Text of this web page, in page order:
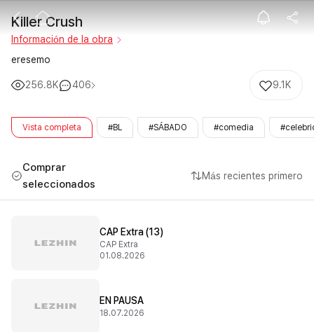
Killer Crush
Killer Crush
Información de la obra
eresemo
256.8K 406 9.1K
Vista completa #BL #SÁBADO #comedia
Comprar
seleccionados
Más recientes primero
CAP Extra (13)
CAP Extra
01.08.2026
EN PAUSA
18.07.2026